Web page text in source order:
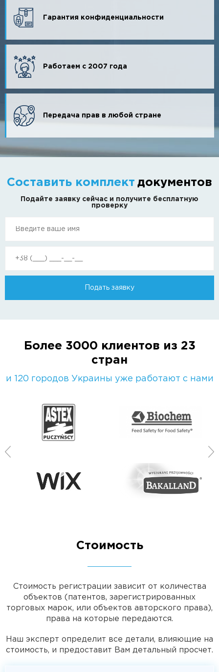
Гарантия конфиденциальности
Работаем с 2007 года
Передача прав в любой стране
Составить комплект документов
Подайте заявку сейчас и получите бесплатную
проверку
Подать заявку
Более 3000 клиентов из 23
стран
и 120 городов Украины уже работают с нами
Стоимость
Стоимость регистрации зависит от количества
объектов (патентов, зарегистрированных
торговых марок, или объектов авторского права),
права на которые передаются.
Наш эксперт определит все детали, влияющие на
стоимость, и предоставит Вам детальный просчет.